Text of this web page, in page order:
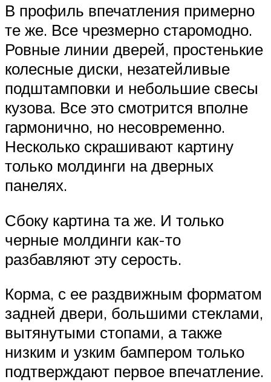
В профиль впечатления примерно
те же. Все чрезмерно старомодно.
Ровные линии дверей, простенькие
колесные диски, незатейливые
подштамповки и небольшие свесы
кузова. Все это смотрится вполне
гармонично, но несовременно.
Несколько скрашивают картину
только молдинги на дверных
панелях.
Сбоку картина та же. И только
черные молдинги как-то
разбавляют эту серость.
Корма, с ее раздвижным форматом
задней двери, большими стеклами,
вытянутыми стопами, а также
низким и узким бампером только
подтверждают первое впечатление.